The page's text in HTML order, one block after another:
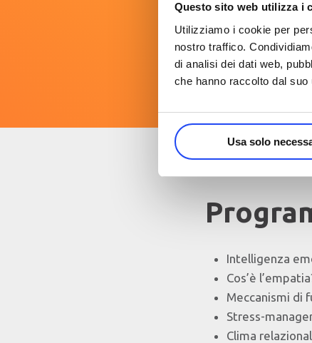
Questo sito web utilizza i
Utilizziamo i cookie per
nostro traffico.
di analisi dei dati web,
che hanno raccolto dal
Usa solo
Concetti ed
Domande e
Intelligenza
Cos’è
Meccanismi di
Stress-
Clima